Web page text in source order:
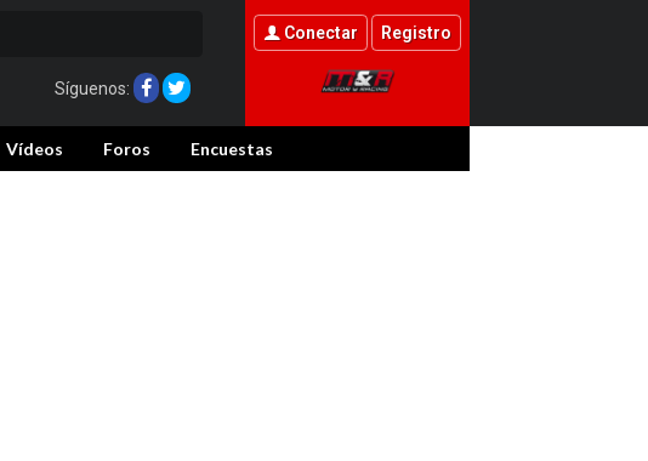
Síguenos:
Conectar Registro
Vídeos Foros Encuestas